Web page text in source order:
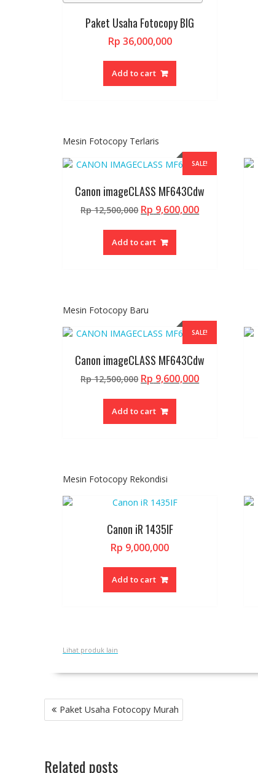
Paket Usaha Fotocopy BIG
Rp 36,000,000
Add to cart
Mesin Fotocopy Terlaris
SALE!
Canon imageCLASS MF643Cdw
Rp12,500,000 Original
was:
Rp 12,500,000.
Rp 9,600,000Current
Add to cart
Mesin Fotocopy Baru
SALE!
Canon imageCLASS MF643Cdw
Rp12,500,000 Original
was:
Rp 12,500,000.
Rp 9,600,000Current
Add to cart
Mesin Fotocopy Rekondisi
Canon iR 1435IF
Rp 9,000,000
Add to cart
Lihat produk lain
Post
navigation
Paket Usaha Fotocopy Murah
Related posts